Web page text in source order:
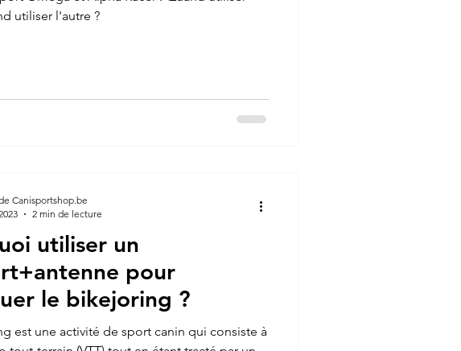
utiliser l'autre ?
utiliser un
pour
le bikejoring ?
est une activité de sport canin qui consiste à
Canisportshop.be
2 min de lecture